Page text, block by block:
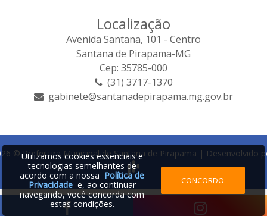
Localização
Avenida Santana, 101 - Centro
Santana de Pirapama-MG
Cep: 35785-000
(31) 3717-1370
gabinete@santanadepirapama.mg.gov.br
© Prefeitura Municipal de Santana de Pirapama | Desenvolvido
Utilizamos cookies essenciais e
tecnologias semelhantes de
acordo com a nossa Política de
Privacidadee, ao continuar
navegando, você concorda com
estas condições.
CONCORDO